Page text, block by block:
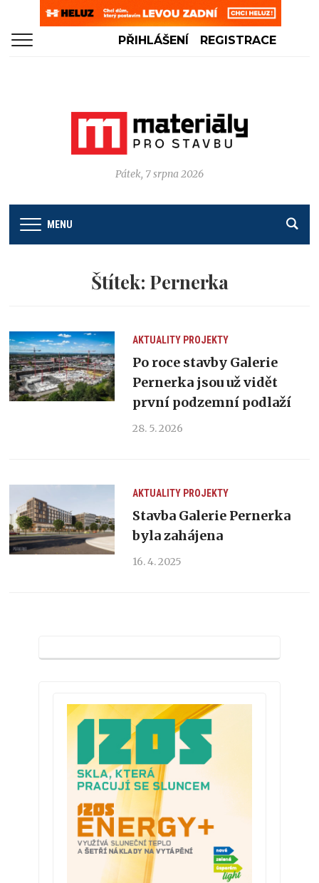
PŘIHLÁŠENÍ REGISTRACE
Pátek, 7 srpna 2026
MENU
Štítek: Pernerka
AKTUALITY PROJEKTY
Po roce stavby Galerie
Pernerka jsou už vidět
první podzemní podlaží
28. 5. 2026
AKTUALITY PROJEKTY
Stavba Galerie Pernerka
byla zahájena
16. 4. 2025